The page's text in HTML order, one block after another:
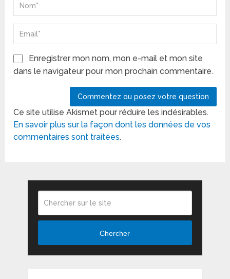
Enregistrer mon nom, mon e-mail et mon site
dans le navigateur pour mon prochain commentaire.
Ce site utilise Akismet pour réduire les indésirables.
En savoir plus sur la façon dont les données de vos
commentaires sont traitées.
Chercher